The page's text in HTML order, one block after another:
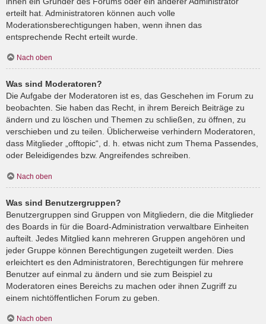
erteilt hat. Administratoren können auch volle
Moderationsberechtigungen haben, wenn ihnen das
entsprechende Recht erteilt wurde.
Nach oben
Was sind Moderatoren?
Die Aufgabe der Moderatoren ist es, das Geschehen im Forum zu
beobachten. Sie haben das Recht, in ihrem Bereich Beiträge zu
ändern und zu löschen und Themen zu schließen, zu öffnen, zu
verschieben und zu teilen. Üblicherweise verhindern Moderatoren,
dass Mitglieder „offtopic“, d. h. etwas nicht zum Thema Passendes,
oder Beleidigendes bzw. Angreifendes schreiben.
Nach oben
Was sind Benutzergruppen?
Benutzergruppen sind Gruppen von Mitgliedern, die die Mitglieder
des Boards in für die Board-Administration verwaltbare Einheiten
aufteilt. Jedes Mitglied kann mehreren Gruppen angehören und
jeder Gruppe können Berechtigungen zugeteilt werden. Dies
erleichtert es den Administratoren, Berechtigungen für mehrere
Benutzer auf einmal zu ändern und sie zum Beispiel zu
Moderatoren eines Bereichs zu machen oder ihnen Zugriff zu
einem nichtöffentlichen Forum zu geben.
Nach oben